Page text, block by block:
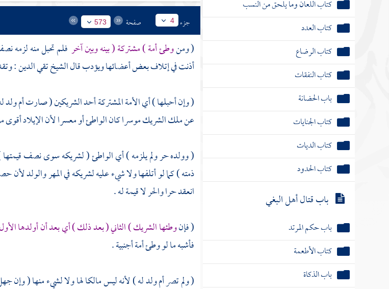
كتاب اللعان وما يلحق من النسب
كتاب العدد
كتاب الرضاع
كتاب النفقات
باب الحضانة
كتاب الجنايات
كتاب الديات
كتاب الحدود
باب قتال أهل البغي
باب حكم المرتد
كتاب الأطعمة
باب الذكاة
جزء 4 صفحة 573
( ومنوطئ أمة ) مشتركة ( بينه وبين آخر فلم تحبل منه لزمه
أذنت في إتلاف بعض أعضائها ويؤدب قال الشيختقي الدين:
( وإن أحبلها ) أي الأمة المشتركة أحد الشريكين ( صارت أم
عن ملك الشريك موسرا كان الواطئ أو معسرا لأن الإيلاد أقوى
( وولده حر ولم يلزمه ) أي الواطئ ( لشريكه سوى نصف قيمتها
ذمته ) كما لو أتلفها ولا شيء عليه لشريكه في المهر والولد
انعقد حرا والحر لا قيمة له .
( فإنوطئها الشريك ) الثاني ( بعد ذلك ) أي بعد أن أولدها
فأشبه ما لو وطئ أمة أجنبية .
( ولم تصر أم ولد له ) لأنه ليس مالكا لها ولا لشيء منها ( وإن